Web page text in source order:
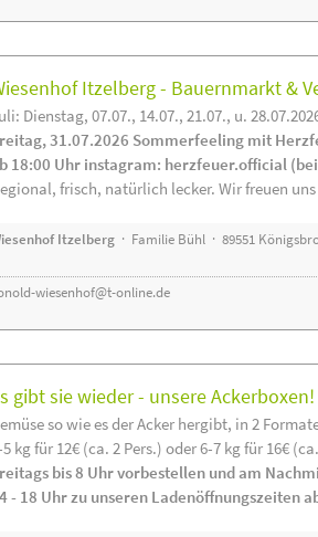
Itzelberg - Bauernmarkt &
Dienstag, 07.07., 14.07., 21.07., u.
31.07.2026 Sommerfeeling mit
18:00 Uhr instagram: herzfeuer.official
frisch, natürlich lecker. Wir freuen
Itzelberg · Familie Bühl · 89551
wiesenhof@t-online.de
gibt sie wieder - unsere Ackerboxen!
so wie es der Acker hergibt, in 2
kg für 12€ (ca. 2 Pers.) oder 6-7 kg für 16€
bis 8 Uhr vorbestellen und am
- 18 Uhr zu unseren Ladenöffnungszeiten